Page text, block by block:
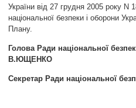
України від 27 грудня 2005 року N
національної безпеки і оборони
Плану.
Голова Ради національної
В.ЮЩЕНКО
Секретар Ради національної